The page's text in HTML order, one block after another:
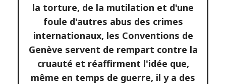
la torture, de la mutilation et d'une
foule d'autres abus des crimes
internationaux, les Conventions de
Genève servent de rempart contre la
cruauté et réaffirment l'idée que,
même en temps de guerre, il y a des